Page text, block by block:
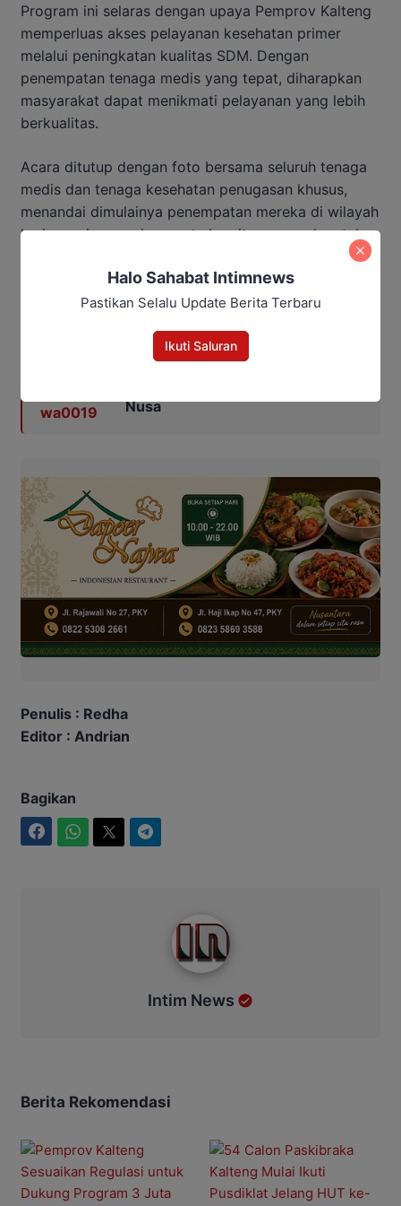
Program ini selaras dengan upaya Pemprov Kalteng
memperluas akses pelayanan kesehatan primer
melalui peningkatan kualitas SDM. Dengan
penempatan tenaga medis yang tepat, diharapkan
masyarakat dapat menikmati pelayanan yang lebih
berkualitas.
Acara ditutup dengan foto bersama seluruh tenaga
medis dan tenaga kesehatan penugasan khusus,
menandai dimulainya penempatan mereka di wilayah
kerja masing-masing, serta komitmen penuh untuk
Provinsi Kalteng.
32 Regu Gabungan Dikerahkan
Nusa
Penulis : Redha
Editor : Andrian
Bagikan
Intim News
Berita Rekomendasi
Halo Sahabat Intimnews
Pastikan Selalu Update Berita Terbaru
Ikuti Saluran